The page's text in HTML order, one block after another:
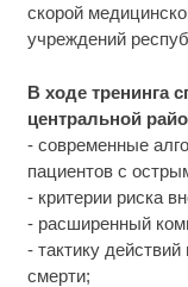
скорой
учреждений
В ходе тренинга
центральной
- современные
пациентов с
- критерии риска
- расширенный
- тактику
смерти;